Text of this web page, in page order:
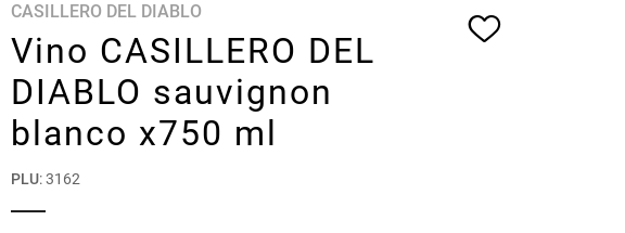
CASILLERO DEL DIABLO
Vino CASILLERO DEL
DIABLO sauvignon
blanco x750 ml
PLU:3162